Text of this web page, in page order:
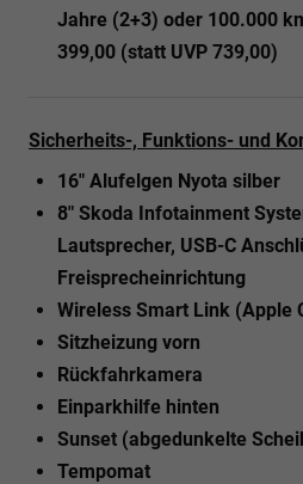
Jahre (2+3) oder 100.000
399,00 (statt UVP 739,00)
Sicherheits-, Funktions- und
16" Alufelgen Nyota silber
8" Skoda Infotainment
Lautsprecher, USB-C
Freisprecheinrichtung
Wireless Smart Link (Apple
Sitzheizung vorn
Rückfahrkamera
Einparkhilfe hinten
Sunset (abgedunkelte
Tempomat